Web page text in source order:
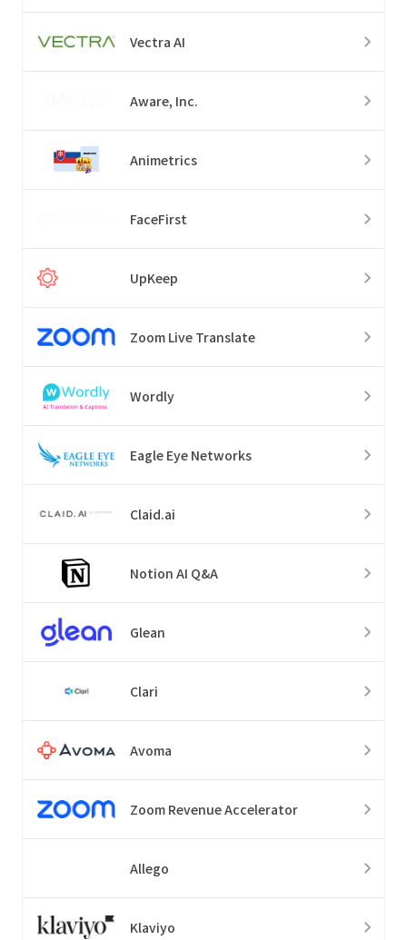
Vectra AI
Aware, Inc.
Animetrics
FaceFirst
UpKeep
Zoom Live Translate
Wordly
Eagle Eye Networks
Claid.ai
Notion AI Q&A
Glean
Clari
Avoma
Zoom Revenue Accelerator
Allego
Klaviyo